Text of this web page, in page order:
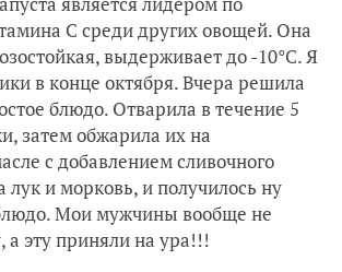
С среди других овощей. Она
выдерживает до -10°C. Я
в конце октября. Вчера решила
блюдо. Отварила в течение 5
затем обжарила их на
с добавлением сливочного
лук и морковь, и получилось ну
Мои мужчины вообще не
а эту приняли на ура!!!